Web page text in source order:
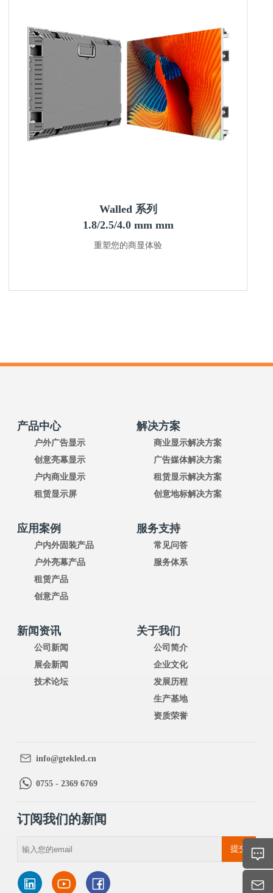
Walled 系列
1.8/2.5/4.0 mm mm
重塑您的商显体验
产品中心
户外广告显示
创意亮幕显示
户内商业显示
租赁显示屏
解决方案
商业显示解决方案
广告媒体解决方案
租赁显示解决方案
创意地标解决方案
应用案例
户内外固装产品
户外亮幕产品
租赁产品
创意产品
服务支持
常见问答
服务体系
新闻资讯
公司新闻
展会新闻
技术论坛
关于我们
公司简介
企业文化
发展历程
生产基地
资质荣誉
info@gtekled.cn
0755 - 2369 6769
订阅我们的新闻
提交